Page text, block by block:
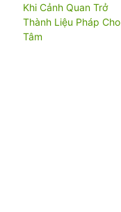
Khi Cảnh Quan Trở
Thành Liệu Pháp Cho
Tâm